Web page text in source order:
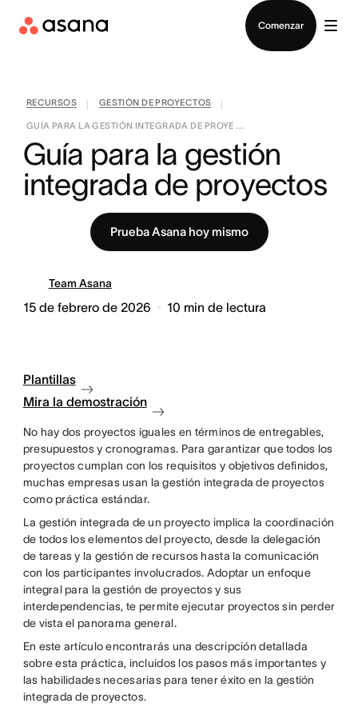
Comenzar
RECURSOS GESTIÓN DE PROYECTOS
GUÍA PARA LA GESTIÓN INTEGRADA DE PROYE ...
Guía para la gestión
integrada de proyectos
Prueba Asana hoy mismo
Team Asana
15 de febrero de 2026 10 min de lectura
Plantillas
Mira la demostración
No hay dos proyectos iguales en términos de entregables,
presupuestos y cronogramas. Para garantizar que todos los
proyectos cumplan con los requisitos y objetivos definidos,
muchas empresas usan la gestión integrada de proyectos
como práctica estándar.
La gestión integrada de un proyecto implica la coordinación
de todos los elementos del proyecto, desde la delegación
de tareas y la gestión de recursos hasta la comunicación
con los participantes involucrados. Adoptar un enfoque
integral para la gestión de proyectos y sus
interdependencias, te permite ejecutar proyectos sin perder
de vista el panorama general.
En este artículo encontrarás una descripción detallada
sobre esta práctica, incluidos los pasos más importantes y
las habilidades necesarias para tener éxito en la gestión
integrada de proyectos.